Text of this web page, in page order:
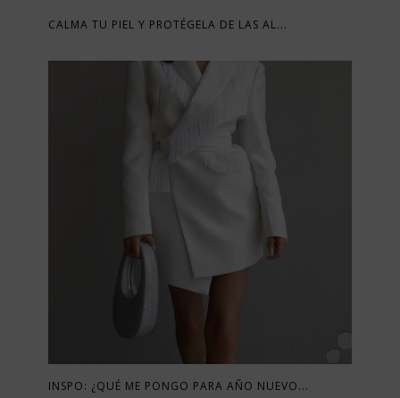
CALMA TU PIEL Y PROTÉGELA DE LAS AL...
INSPO: ¿QUÉ ME PONGO PARA AÑO NUEVO...